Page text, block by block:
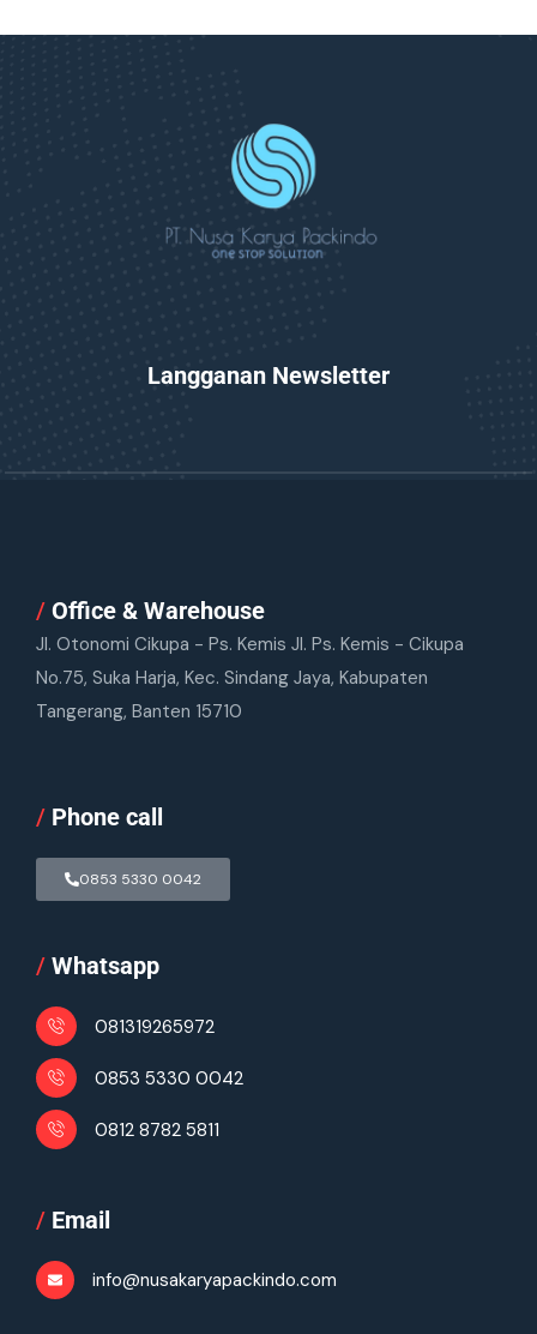
Langganan Newsletter
/ Office & Warehouse
Jl. Otonomi Cikupa - Ps. Kemis Jl. Ps. Kemis - Cikupa
No.75, Suka Harja, Kec. Sindang Jaya, Kabupaten
Tangerang, Banten 15710
/ Phone call
0853 5330 0042
/ Whatsapp
081319265972
0853 5330 0042
0812 8782 5811
/ Email
info@nusakaryapackindo.com